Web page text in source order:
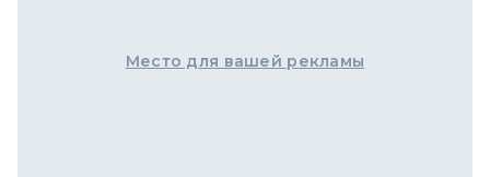
Место для вашей рекламы